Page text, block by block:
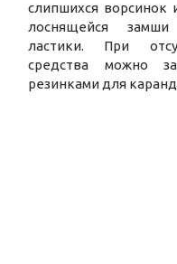
слипшихся
лоснящейся
ластики. При
средства можно
резинками для